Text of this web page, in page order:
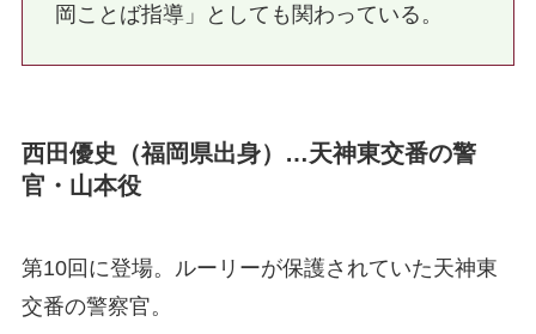
岡ことば指導」としても関わっている。
西田優史（福岡県出身）…天神東交番の警
官・山本役
第10回に登場。ルーリーが保護されていた天神東
交番の警察官。